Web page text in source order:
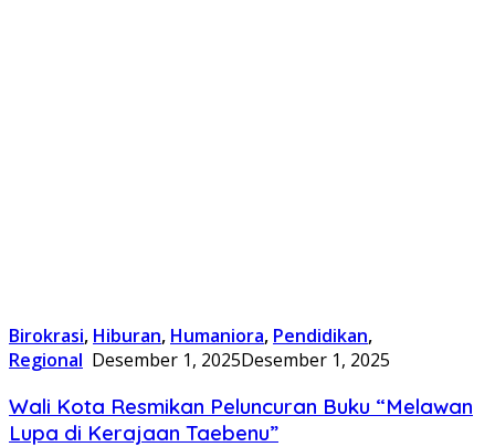
Birokrasi, Hiburan, Humaniora, Pendidikan,
Regional Desember 1, 2025Desember 1, 2025
Wali Kota Resmikan Peluncuran Buku “Melawan
Lupa di Kerajaan Taebenu”